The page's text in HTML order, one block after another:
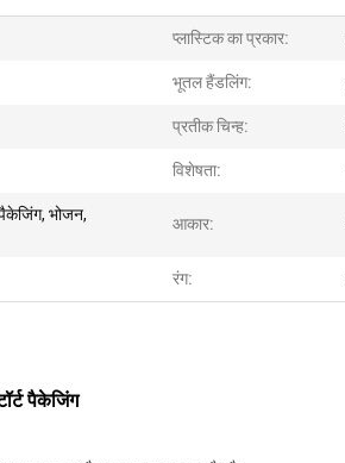
प्लास्टिक का प्रकार:
भूतल हैंडलिंग:
प्रतीक चिन्ह:
विशेषता:
भोजन,
आकार:
रंग:
पैकेजिंग